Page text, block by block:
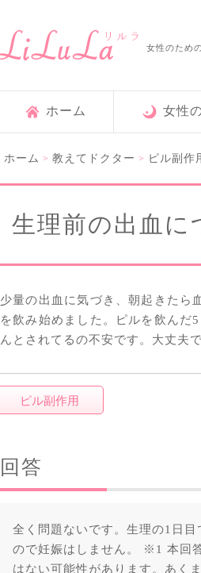
女性のため
ホーム 女性
ホーム > 教えてドクター > ピル副作
生理前の出血に
少量の出血に気づき、朝起きたら
を飲み始めました。ピルを飲んだ
んとされてるの不安です。大丈夫
ピル副作用
回答
全く問題ないです。生理の1日
ので妊娠はしません。 ※1 本回
はない可能性があります。あく